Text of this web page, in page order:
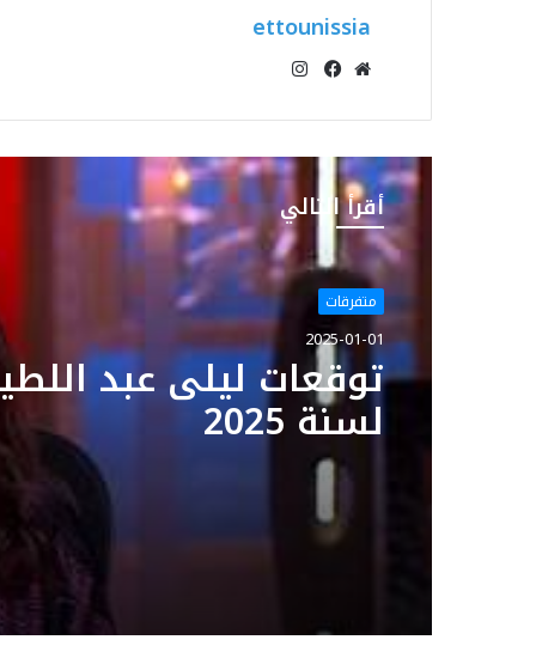
ettounissia
الويب
أقرأ التالي
متفرقات
2025-01-01
توقعات ليلى عبد
لسنة 2025